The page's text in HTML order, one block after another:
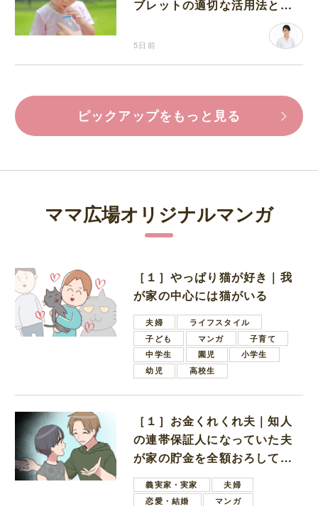
ブレットの適切な活用法と水
5日前
ピックアップをもっと見る
ママ広場オリジナルマンガ
［１］やっぱり猫が好き｜我
が家の中心には猫がいる
夫婦
ライフスタイル
子ども
マンガ
子育て
中学生
園児
小学生
幼児
高校生
［１］お金くれくれ夫｜知人
の連帯保証人になっていた夫
が家の貯金を全額おろしてほ
しいと言ってきた
義実家・実家
夫婦
恋愛・結婚
マンガ